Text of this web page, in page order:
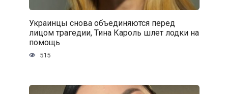
Украинцы снова объединяются перед
лицом трагедии, Тина Кароль шлет лодки на
помощь
515